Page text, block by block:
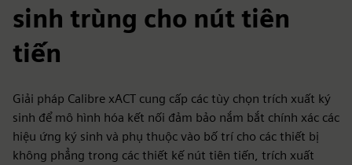
sinh trùng cho nút tiên
tiến
Giải pháp Calibre xACT cung cấp các tùy chọn trích xuất ký
sinh để mô hình hóa kết nối đảm bảo nắm bắt chính xác các
hiệu ứng ký sinh và phụ thuộc vào bố trí cho các thiết bị
không phẳng trong các thiết kế nút tiên tiến, trích xuất